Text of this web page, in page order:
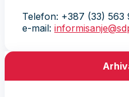
Telefon: +387 (33) 563
e-mail: